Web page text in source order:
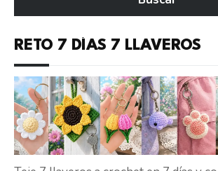
RETO 7 DÍAS 7 LLAVEROS